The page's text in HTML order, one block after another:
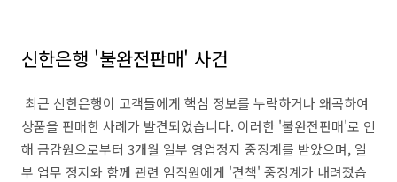
신한은행 '불완전판매' 사건
최근 신한은행이 고객들에게 핵심 정보를 누락하거나 왜곡하여
상품을 판매한 사례가 발견되었습니다. 이러한 '불완전판매'로 인
해 금감원으로부터 3개월 일부 영업정지 중징계를 받았으며, 일
부 업무 정지와 함께 관련 임직원에게 '견책' 중징계가 내려졌습